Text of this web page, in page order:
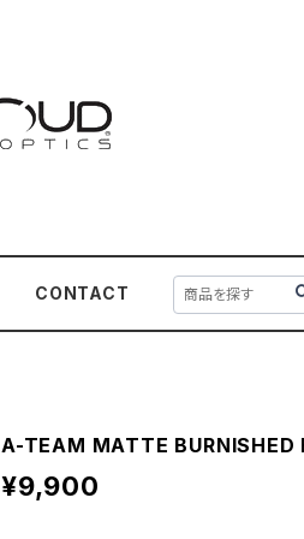
CONTACT
A-TEAM MATTE BURNISHED
¥9,900